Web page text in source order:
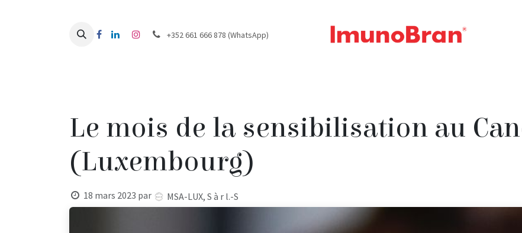
+352 661 666 878 (WhatsApp)
Le mois de la sensibilisation au
(Luxembourg)
18 mars 2023 par MSA-LUX, S à r l.-S